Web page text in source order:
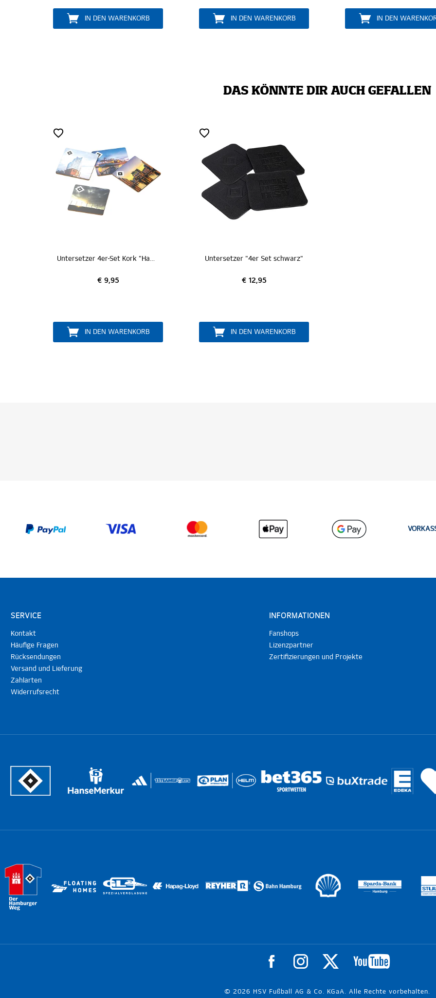
IN DEN WARENKORB IN DEN WARENKORB IN DEN
DAS KÖNNTE DIR AUCH GEFALLEN
Untersetzer 4er-Set Kork "Hamburg"
€ 9,95
IN DEN WARENKORB
Untersetzer "4er Set schwarz"
€ 12,95
IN DEN WARENKORB
SERVICE
Kontakt
Häufige Fragen
Rücksendungen
Versand und Lieferung
Zahlarten
Widerrufsrecht
INFORMATIONEN
Fanshops
Lizenzpartner
Zertifizierungen und Projekte
© 2026 HSV Fußball AG & Co. KGaA. Alle Rechte vorbehalten.